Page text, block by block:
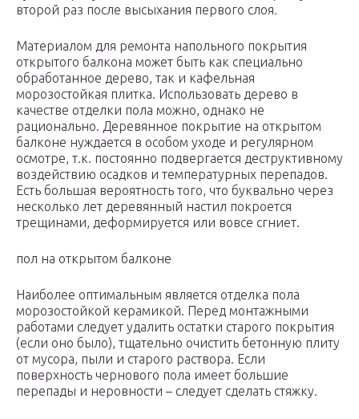
второй раз после высыхания первого слоя.
Материалом для ремонта напольного покрытия
открытого балкона может быть как специально
обработанное дерево, так и кафельная
морозостойкая плитка. Использовать дерево в
качестве отделки пола можно, однако не
рационально. Деревянное покрытие на открытом
балконе нуждается в особом уходе и регулярном
осмотре, т.к. постоянно подвергается деструктивному
воздействию осадков и температурных перепадов.
Есть большая вероятность того, что буквально через
несколько лет деревянный настил покроется
трещинами, деформируется или вовсе сгниет.
пол на открытом балконе
Наиболее оптимальным является отделка пола
морозостойкой керамикой. Перед монтажными
работами следует удалить остатки старого покрытия
(если оно было), тщательно очистить бетонную плиту
от мусора, пыли и старого раствора. Если
поверхность чернового пола имеет большие
перепады и неровности – следует сделать стяжку.